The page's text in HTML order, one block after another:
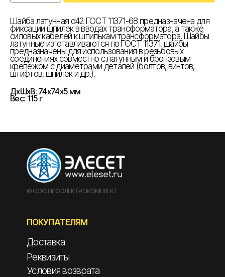
Шайба латунная d42 ГОСТ 11371-68 предназначена для
фиксации шпилек в вводах трансформатора, а также
силовых кабелей к шпилькам трансформатора. Шайбы
латунные изготавливаются по ГОСТ 11371, шайбы
предназначены для использования в резьбовых
соединениях совместно с латунным и бронзовым
крепежом с диаметрами деталей (болтов, винтов,
штифтов, шпилек и др.).
ДxШxВ: 74x74x5 мм
Вес: 115 г
© ООО НПО ЭЛЕКТРОКОМПЛЕКТ
ПОКУПАТЕЛЯМ
Доставка
Реквизиты
Условия возврата